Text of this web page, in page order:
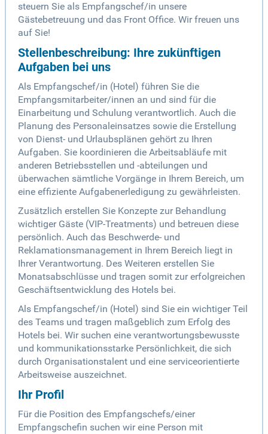
steuern Sie als Empfangschef/in unsere
Gästebetreuung und das Front Office. Wir freuen uns
auf Sie!
Stellenbeschreibung: Ihre zukünftigen
Aufgaben bei uns
Als Empfangschef/in (Hotel) führen Sie die
Empfangsmitarbeiter/innen an und sind für die
Einarbeitung und Schulung verantwortlich. Auch die
Planung des Personaleinsatzes sowie die Erstellung
von Dienst- und Urlaubsplänen gehört zu Ihren
Aufgaben. Sie koordinieren die Arbeitsabläufe mit
anderen Betriebsstellen und -abteilungen und
überwachen sämtliche Vorgänge in Ihrem Bereich, um
eine effiziente Aufgabenerledigung zu gewährleisten.
Zusätzlich erstellen Sie Konzepte zur Behandlung
wichtiger Gäste (VIP-Treatments) und betreuen diese
persönlich. Auch das Beschwerde- und
Reklamationsmanagement in Ihrem Bereich liegt in
Ihrer Verantwortung. Des Weiteren erstellen Sie
Monatsabschlüsse und tragen somit zur erfolgreichen
Geschäftsentwicklung des Hotels bei.
Als Empfangschef/in (Hotel) sind Sie ein wichtiger Teil
des Teams und tragen maßgeblich zum Erfolg des
Hotels bei. Wir suchen eine verantwortungsbewusste
und kommunikationsstarke Persönlichkeit, die sich
durch Organisationstalent und eine serviceorientierte
Arbeitsweise auszeichnet.
Ihr Profil
Für die Position des Empfangschefs/einer
Empfangschefin suchen wir eine Person mit